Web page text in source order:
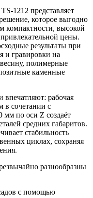
1212 представляет
которое выгодно
компактности, высокой
цены.
результаты при
и гравировки на
полимерные
каменные
впечатляют: рабочая
в сочетании с
мм по оси Z создаёт
средних габаритов.
стабильность
циклах, сохраняя
разнообразны
с помощью